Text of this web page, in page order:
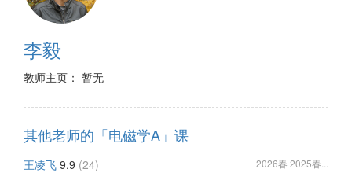
李毅
教师主页： 暂无
其他老师的「电磁学A」课
王凌飞 9.9 (24) 2026春 2025春...